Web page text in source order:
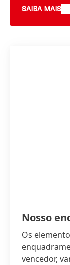
SAIBA MAIS
Nosso
Os
vencedor,